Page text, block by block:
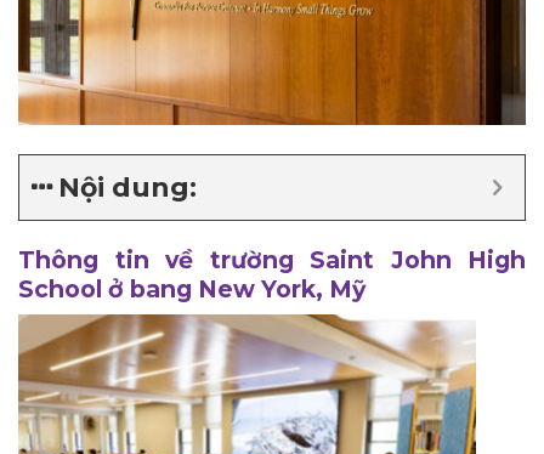
Nội dung:
Thông tin về trường Saint John High
School ở bang New York, Mỹ